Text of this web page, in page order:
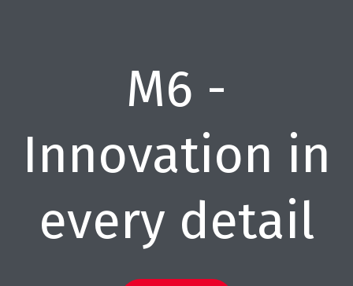
M6 -
Innovation in
every detail